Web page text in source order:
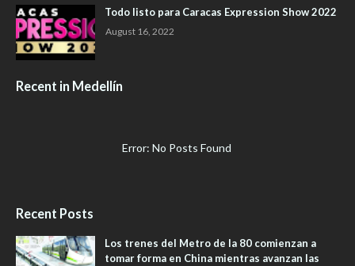
Todo listo para Caracas Expression Show 2022
August 16, 2022
Recent in Medellín
Error: No Posts Found
Recent Posts
Los trenes del Metro de la 80 comienzan a
tomar forma en China mientras avanzan las